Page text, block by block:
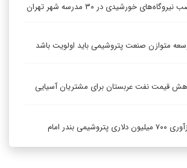
نیروگاه‌های خورشیدی در ۳۰ مدرسه شهر تهران
متوازن صنعت پتروشیمی باید اولویت باشد
قیمت نفت عربستان برای مشتریان آسیایی
دلاری پتروشیمی بندر امام